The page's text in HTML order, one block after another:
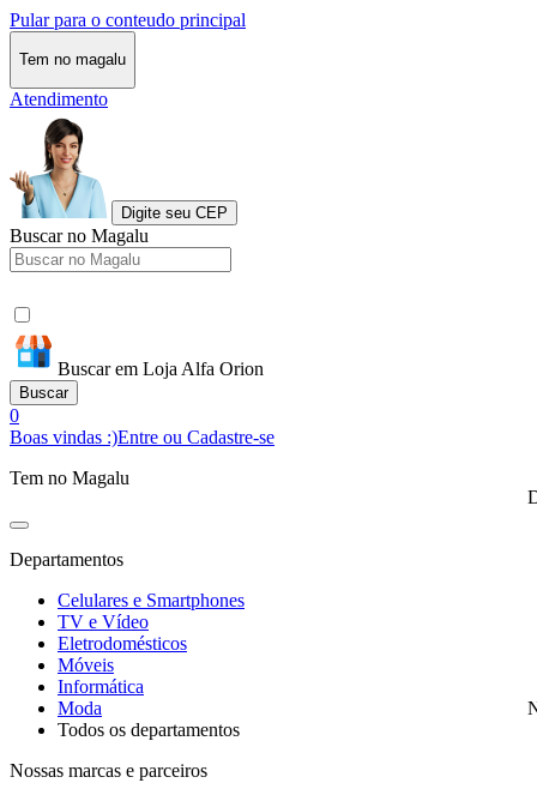
Pular para o conteudo principal
Tem no magalu
Atendimento
Digite seu CEP
Buscar no Magalu
Buscar em Loja Alfa Orion
Buscar
0
Boas vindas :)Entre ou Cadastre-se
Tem no Magalu
Departamentos
Celulares e Smartphones
TV e Vídeo
Eletrodomésticos
Móveis
Informática
Moda
Todos os departamentos
Nossas marcas e parceiros